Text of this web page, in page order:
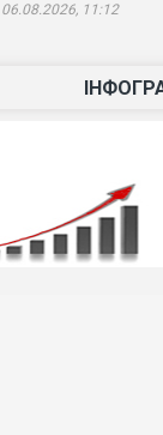
06.08.2026, 11:12